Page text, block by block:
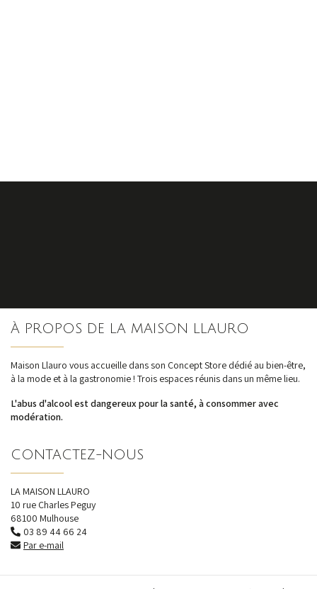
nos dernières
À PROPOS DE LA MAISON LLAURO
Maison Llauro vous accueille dans son Concept Store dédié au bien-être,
à la mode et à la gastronomie ! Trois espaces réunis dans un même lieu.
L'abus d'alcool est dangereux pour la santé, à consommer avec
modération.
CONTACTEZ-NOUS
LA MAISON LLAURO
10 rue Charles Peguy
68100 Mulhouse
03 89 44 66 24
Par e-mail